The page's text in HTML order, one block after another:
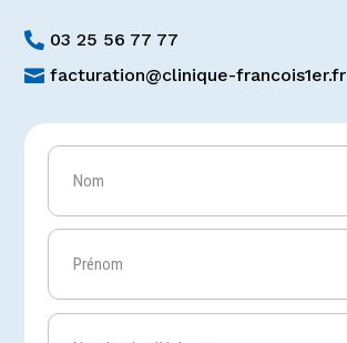
 03 25 56 77 77
 facturation@clinique-francois1er.fr